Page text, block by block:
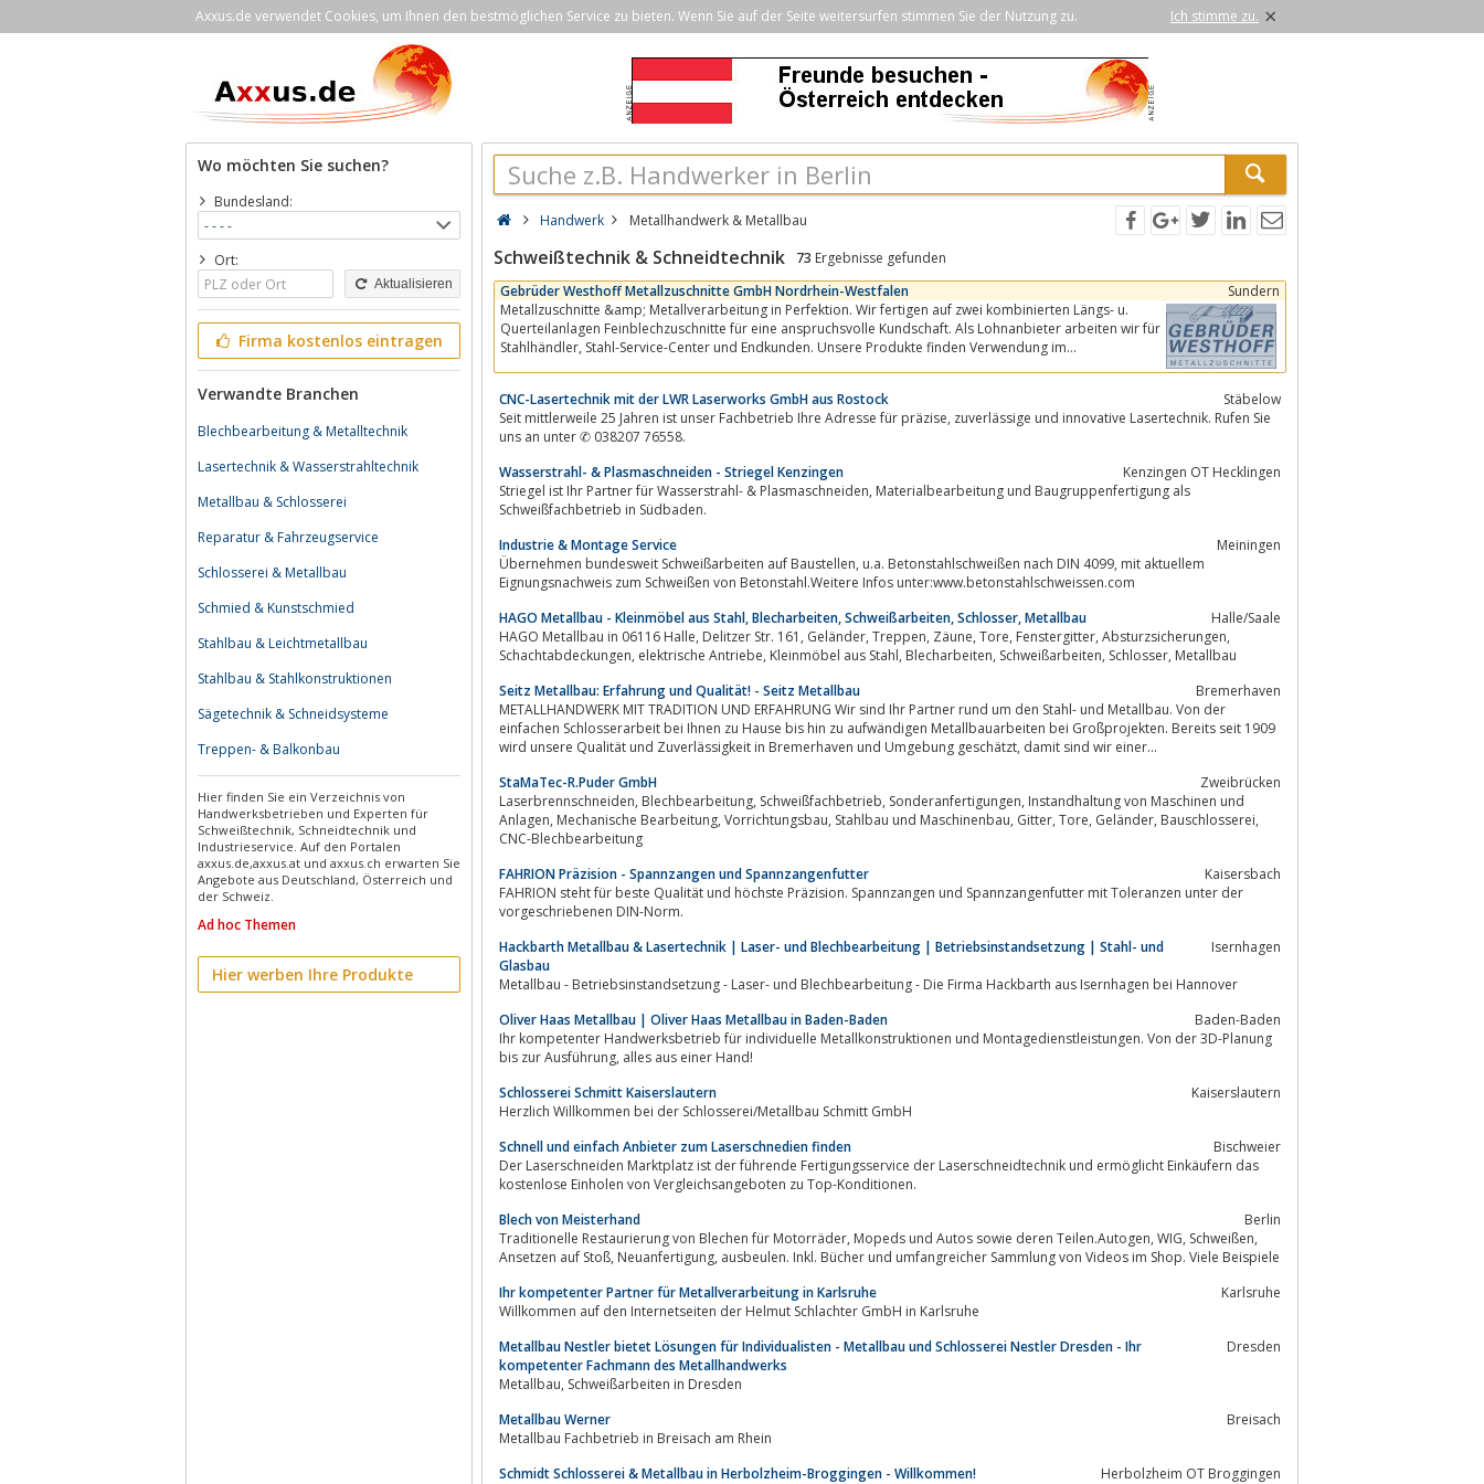
Axxus.de verwendet Cookies, um Ihnen den bestmöglichen Service zu bieten. Wenn Sie auf der Seite weitersurfen stimmen Sie der Nutzung zu. Ich stimme zu. ×
Wo möchten Sie suchen?
Bundesland:
Ort:
Aktualisieren
Firma kostenlos eintragen
Verwandte Branchen
Blechbearbeitung & Metalltechnik
Lasertechnik & Wasserstrahltechnik
Metallbau & Schlosserei
Reparatur & Fahrzeugservice
Schlosserei & Metallbau
Schmied & Kunstschmied
Stahlbau & Leichtmetallbau
Stahlbau & Stahlkonstruktionen
Sägetechnik & Schneidsysteme
Treppen- & Balkonbau
Hier finden Sie ein Verzeichnis von
Handwerksbetrieben und Experten für
Schweißtechnik, Schneidtechnik und
Industrieservice. Auf den Portalen
axxus.de,axxus.at und axxus.ch erwarten Sie
Angebote aus Deutschland, Österreich und
der Schweiz.
Ad hoc Themen
Hier werben Ihre Produkte
Handwerk Metallhandwerk & Metallbau
Schweißtechnik & Schneidtechnik 73 Ergebnisse gefunden
Gebrüder Westhoff Metallzuschnitte GmbH Nordrhein-Westfalen
Sundern
Metallzuschnitte &amp; Metallverarbeitung in Perfektion. Wir fertigen auf zwei kombinierten Längs- u.
Querteilanlagen Feinblechzuschnitte für eine anspruchsvolle Kundschaft. Als Lohnanbieter arbeiten wir für
Stahlhändler, Stahl-Service-Center und Endkunden. Unsere Produkte finden Verwendung im
CNC-Lasertechnik mit der LWR Laserworks GmbH aus Rostock
Stäbelow
Seit mittlerweile 25 Jahren ist unser Fachbetrieb Ihre Adresse für präzise, zuverlässige und innovative Lasertechnik. Rufen Sie
uns an unter ✆ 038207 76558.
Wasserstrahl- & Plasmaschneiden - Striegel Kenzingen
Kenzingen OT Hecklingen
Striegel ist Ihr Partner für Wasserstrahl- & Plasmaschneiden, Materialbearbeitung und Baugruppenfertigung als
Schweißfachbetrieb in Südbaden.
Industrie & Montage Service
Meiningen
Übernehmen bundesweit Schweißarbeiten auf Baustellen, u.a. Betonstahlschweißen nach DIN 4099, mit aktuellem
Eignungsnachweis zum Schweißen von Betonstahl.Weitere Infos unter:www.betonstahlschweissen.com
HAGO Metallbau - Kleinmöbel aus Stahl, Blecharbeiten, Schweißarbeiten, Schlosser, Metallbau
Halle/Saale
HAGO Metallbau in 06116 Halle, Delitzer Str. 161, Geländer, Treppen, Zäune, Tore, Fenstergitter, Absturzsicherungen,
Schachtabdeckungen, elektrische Antriebe, Kleinmöbel aus Stahl, Blecharbeiten, Schweißarbeiten, Schlosser, Metallbau
Seitz Metallbau: Erfahrung und Qualität! - Seitz Metallbau
Bremerhaven
METALLHANDWERK MIT TRADITION UND ERFAHRUNG Wir sind Ihr Partner rund um den Stahl- und Metallbau. Von der
einfachen Schlosserarbeit bei Ihnen zu Hause bis hin zu aufwändigen Metallbauarbeiten bei Großprojekten. Bereits seit 1909
wird unsere Qualität und Zuverlässigkeit in Bremerhaven und Umgebung geschätzt, damit sind wir einer...
StaMaTec-R.Puder GmbH
Zweibrücken
Laserbrennschneiden, Blechbearbeitung, Schweißfachbetrieb, Sonderanfertigungen, Instandhaltung von Maschinen und
Anlagen, Mechanische Bearbeitung, Vorrichtungsbau, Stahlbau und Maschinenbau, Gitter, Tore, Geländer, Bauschlosserei,
CNC-Blechbearbeitung
FAHRION Präzision - Spannzangen und Spannzangenfutter
Kaisersbach
FAHRION steht für beste Qualität und höchste Präzision. Spannzangen und Spannzangenfutter mit Toleranzen unter der
vorgeschriebenen DIN-Norm.
Hackbarth Metallbau & Lasertechnik | Laser- und Blechbearbeitung | Betriebsinstandsetzung | Stahl- und
Glasbau
Isernhagen
Metallbau - Betriebsinstandsetzung - Laser- und Blechbearbeitung - Die Firma Hackbarth aus Isernhagen bei Hannover
Oliver Haas Metallbau | Oliver Haas Metallbau in Baden-Baden
Baden-Baden
Ihr kompetenter Handwerksbetrieb für individuelle Metallkonstruktionen und Montagedienstleistungen. Von der 3D-Planung
bis zur Ausführung, alles aus einer Hand!
Schlosserei Schmitt Kaiserslautern
Kaiserslautern
Herzlich Willkommen bei der Schlosserei/Metallbau Schmitt GmbH
Schnell und einfach Anbieter zum Laserschnedien finden
Bischweier
Der Laserschneiden Marktplatz ist der führende Fertigungsservice der Laserschneidtechnik und ermöglicht Einkäufern das
kostenlose Einholen von Vergleichsangeboten zu Top-Konditionen.
Blech von Meisterhand
Berlin
Traditionelle Restaurierung von Blechen für Motorräder, Mopeds und Autos sowie deren Teilen.Autogen, WIG, Schweißen,
Ansetzen auf Stoß, Neuanfertigung, ausbeulen. Inkl. Bücher und umfangreicher Sammlung von Videos im Shop. Viele Beispiele
Ihr kompetenter Partner für Metallverarbeitung in Karlsruhe
Karlsruhe
Willkommen auf den Internetseiten der Helmut Schlachter GmbH in Karlsruhe
Metallbau Nestler bietet Lösungen für Individualisten - Metallbau und Schlosserei Nestler Dresden - Ihr
kompetenter Fachmann des Metallhandwerks
Dresden
Metallbau, Schweißarbeiten in Dresden
Metallbau Werner
Breisach
Metallbau Fachbetrieb in Breisach am Rhein
Schmidt Schlosserei & Metallbau in Herbolzheim-Broggingen - Willkommen!
Herbolzheim OT Broggingen